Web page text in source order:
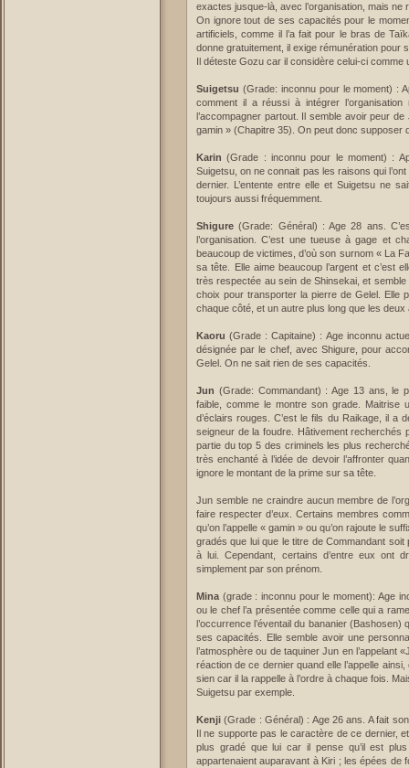
exactes jusque-là, avec l’organisation, mais
On ignore tout de ses capacités pour le
artificiels, comme il l’a fait pour le bras de
donne gratuitement, il exige rémunération
Il déteste Gozu car il considère celui-ci
Suigetsu (Grade: inconnu pour le moment) :
comment il a réussi à intégrer
l’accompagner partout. Il semble avoir peur de
gamin » (Chapitre 35). On peut donc supposer
Karin (Grade : inconnu pour le moment) :
Suigetsu, on ne connait pas les raisons qui
dernier. L’entente entre elle et Suigetsu ne
toujours aussi fréquemment.
Shigure (Grade: Général) : Age 28 ans.
l’organisation. C’est une tueuse à gage et
beaucoup de victimes, d’où son surnom « La
sa tête. Elle aime beaucoup l’argent et c’est
très respectée au sein de Shinsekai, et
choix pour transporter la pierre de Gelel. Elle
chaque côté, et un autre plus long que les
Kaoru (Grade : Capitaine) : Age inconnu
désignée par le chef, avec Shigure, pour
Gelel. On ne sait rien de ses capacités.
Jun (Grade: Commandant) : Age 13 ans, le
faible, comme le montre son grade. Maitrise
d’éclairs rouges. C’est le fils du Raikage, il a
seigneur de la foudre. Hâtivement recherchés
partie du top 5 des criminels les plus
très enchanté à l’idée de devoir l’affronter
ignore le montant de la prime sur sa tête.
Jun semble ne craindre aucun membre de
faire respecter d’eux. Certains membres
qu’on l’appelle « gamin » ou qu’on rajoute le
gradés que lui que le titre de Commandant
à lui. Cependant, certains d’entre eux ont
simplement par son prénom.
Mina (grade : inconnu pour le moment): Age
ou le chef l’a présentée comme celle qui a
l’occurrence l’éventail du bananier
ses capacités. Elle semble avoir une
l’atmosphère ou de taquiner Jun en l’appelant
réaction de ce dernier quand elle l’appelle
sien car il la rappelle à l’ordre à chaque fois.
Suigetsu par exemple.
Kenji (Grade : Général) : Age 26 ans. A fait
Il ne supporte pas le caractère de ce dernier,
plus gradé que lui car il pense qu’il est
appartenaient auparavant à Kiri ; les épées de